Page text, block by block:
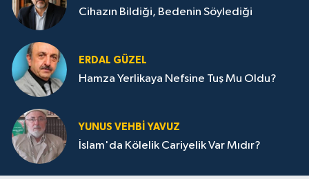
Cihazın Bildiği, Bedenin Söylediği
ERDAL GÜZEL
Hamza Yerlikaya Nefsine Tuş Mu Oldu?
YUNUS VEHBI YAVUZ
İslam'da Kölelik Cariyelik Var Mıdır?